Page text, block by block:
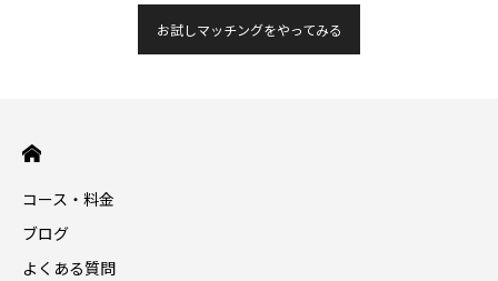
お試しマッチングをやってみる
コース・料金
ブログ
よくある質問